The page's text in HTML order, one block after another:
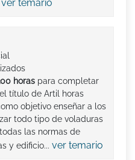
ver temario
horas para completar
título de Artil horas
objetivo enseñar a los
todo tipo de voladuras
las normas de
y edificio... ver temario